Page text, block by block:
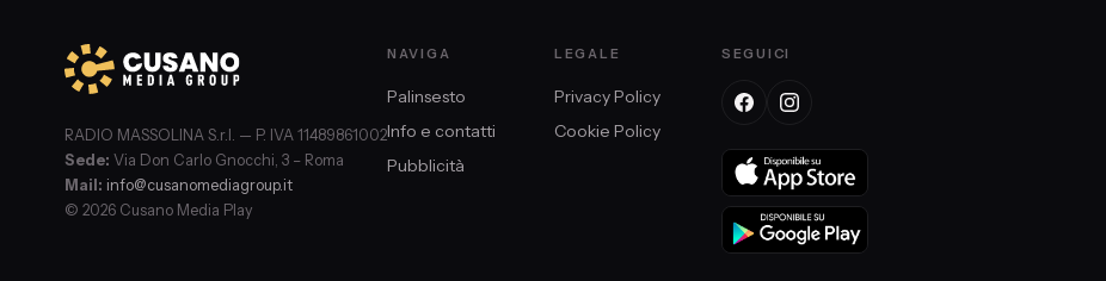
RADIO MASSOLINA S.r.l. — P. IVA 11489861002
Sede: Via Don Carlo Gnocchi, 3 – Roma
Mail: info@cusanomediagroup.it
© 2026 Cusano Media Play
NAVIGA
Palinsesto
Info e contatti
Pubblicità
LEGALE
Privacy Policy
Cookie Policy
SEGUICI